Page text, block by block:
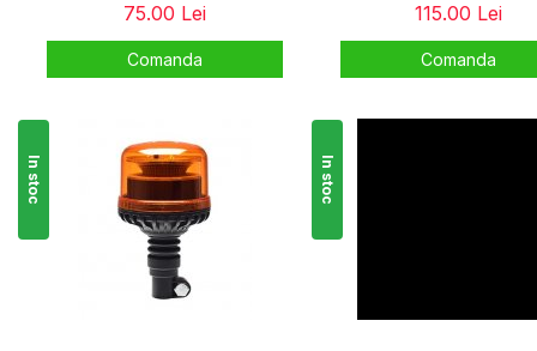
75.00 Lei
Comanda
115.00 Lei
Comanda
In stoc In stoc